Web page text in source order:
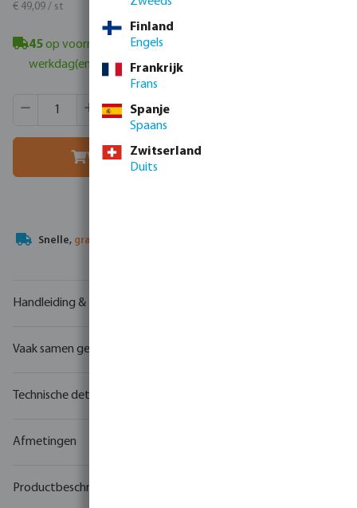
€ 49,09 / st
45op voorraad in Veghel, NL
werkdag(en)
Producthoeveelheid: Voer de gewenste hoeveelheid in of
Verpakt per:
MSQ:
Voeg toe aan winkelmandje
Snelle, gratis verzending
Handleiding & tekeningen
Vaak samen gekocht
Technische details
Afmetingen
Productbeschrijving
Finland
Engels
Frankrijk
Frans
Spanje
Spaans
Zwitserland
Duits